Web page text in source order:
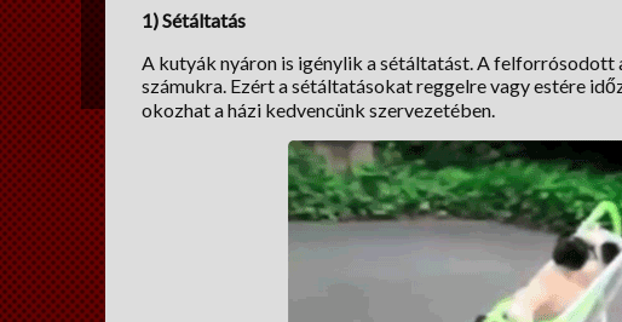
1) Sétáltatás
A kutyák nyáron is igénylik a sétáltatást. A felforrósodott
számukra. Ezért a sétáltatásokat reggelre vagy estére
okozhat a házi kedvencünk szervezetében.